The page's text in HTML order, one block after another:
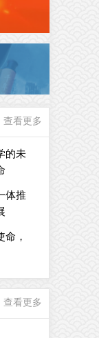
查看更多
的未
体推
命，
查看更多